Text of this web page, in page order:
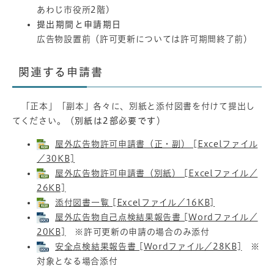
あわじ市役所2階)
提出期間と申請期日
広告物設置前（許可更新については許可期間終了前）
関連する申請書
「正本」「副本」各々に、別紙と添付図書を付けて提出し
てください。（ 別紙は2部必要です ）
屋外広告物許可申請書（正・副） [Excelファイル
／30KB]
屋外広告物許可申請書（別紙） [Excelファイル／
26KB]
添付図書一覧 [Excelファイル／16KB]
屋外広告物自己点検結果報告書 [Wordファイル／
20KB]
※許可更新の申請の場合のみ添付
安全点検結果報告書 [Wordファイル／28KB]
※
対象となる場合添付